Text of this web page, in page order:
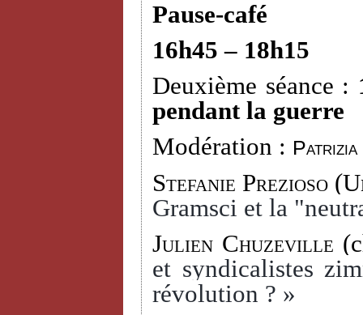
Pause-café
16h45 – 18h15
Deuxième séance :
pendant la guerre
Modération :
Stefanie Prezioso
Gramsci et la
Julien Chuzeville
et syndicalistes
révolution ? »